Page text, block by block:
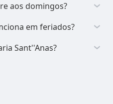
aos domingos?
em feriados?
Sant''Anas?